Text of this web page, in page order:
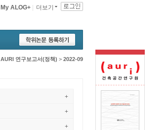
더보기
My ALOG+
AURI 연구보고서(정책) > 2022-09
+
+
+